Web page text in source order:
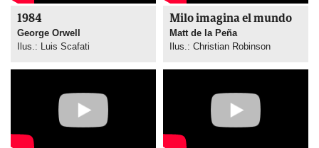
1984
George Orwell
Ilus.: Luis Scafati
Milo imagina el mundo
Matt de la Peña
Ilus.: Christian Robinson